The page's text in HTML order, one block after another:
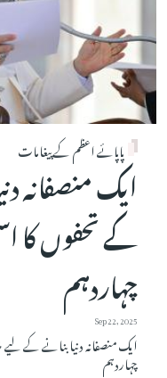
پاپائے اعظم کے پیغامات
ایک منصفانہ
کے تحفوں کا
چہاردہم
Sep 22, 2025
ایک منصفانہ دنیا بنانے کے
چہاردہم